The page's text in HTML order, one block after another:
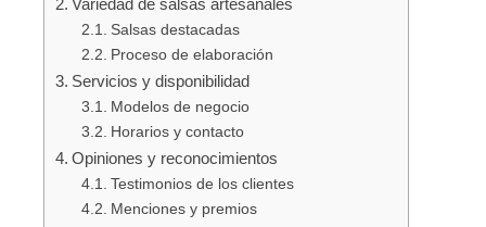
Variedad de salsas artesanales
Salsas destacadas
Proceso de elaboración
Servicios y disponibilidad
Modelos de negocio
Horarios y contacto
Opiniones y reconocimientos
Testimonios de los clientes
Menciones y premios